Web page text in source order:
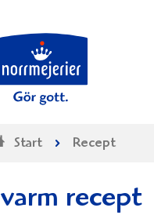
Start Recept
varm recept